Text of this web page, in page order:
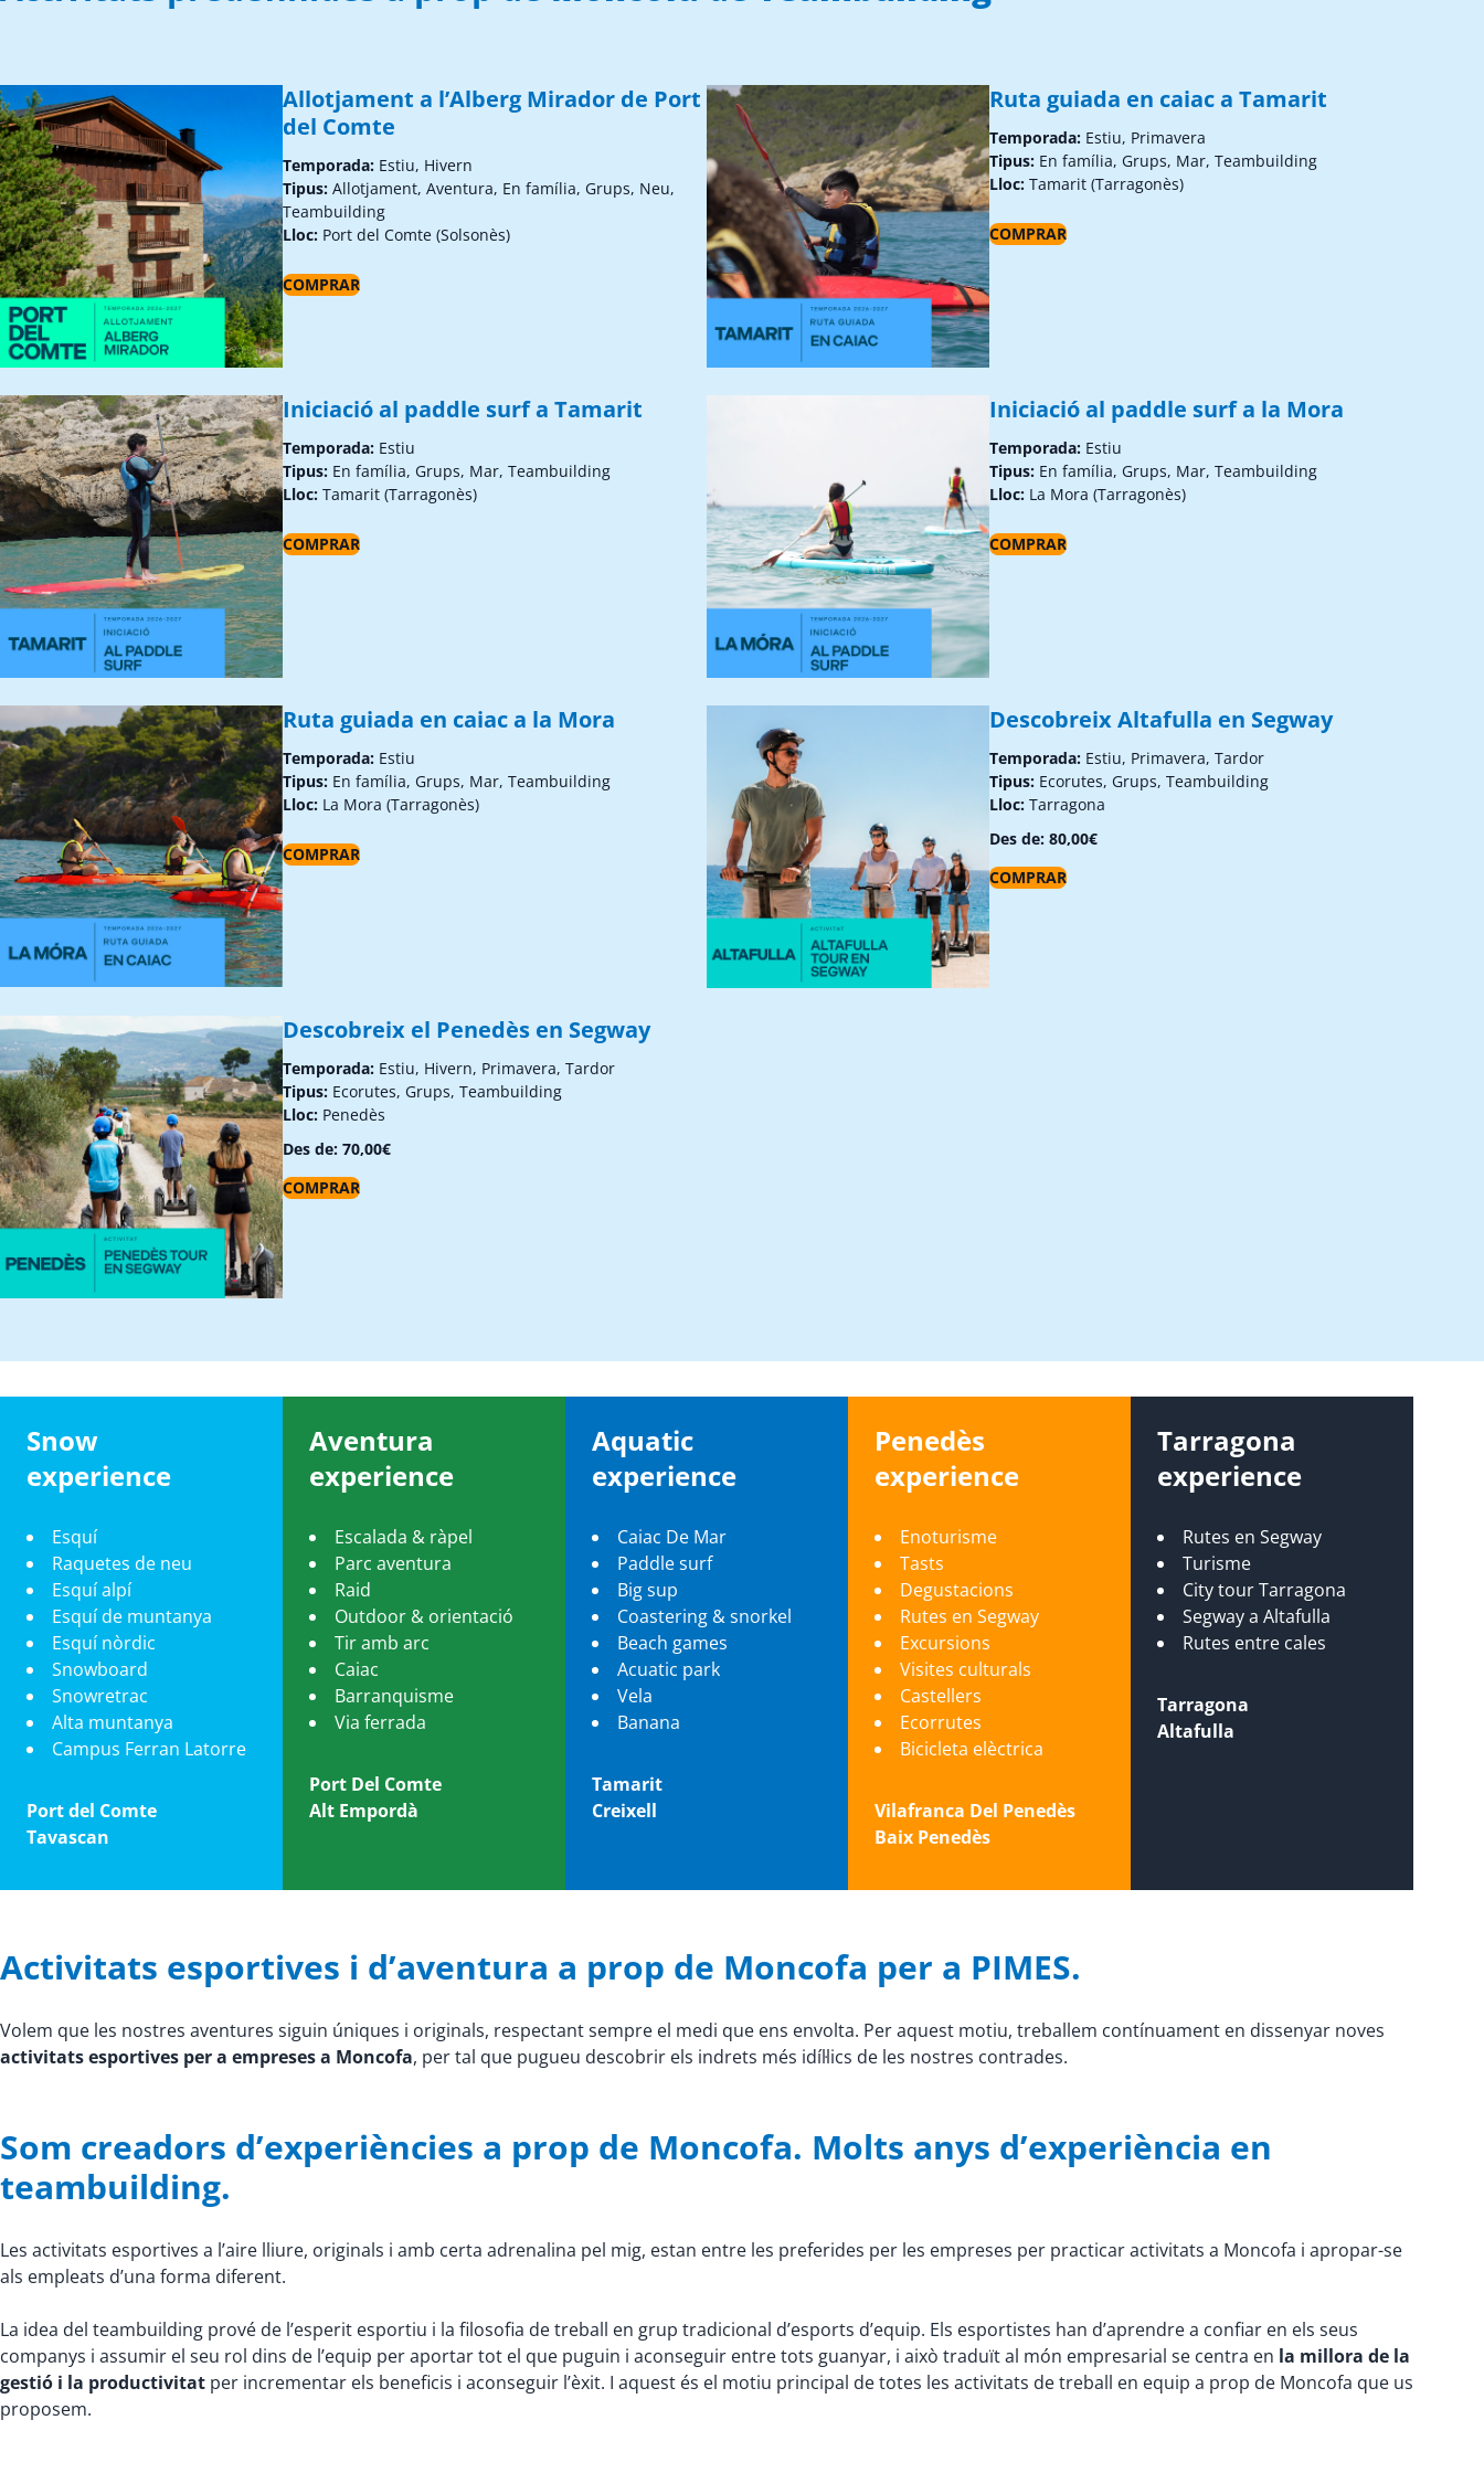
Allotjament a l’Alberg Mirador de Port
del Comte
Temporada: Estiu, Hivern
Tipus: Allotjament, Aventura, En família, Grups, Neu,
Teambuilding
Lloc: Port del Comte (Solsonès)
COMPRAR
Ruta guiada en caiac a Tamarit
Temporada: Estiu, Primavera
Tipus: En família, Grups, Mar, Teambuilding
Lloc: Tamarit (Tarragonès)
COMPRAR
Iniciació al paddle surf a Tamarit
Temporada: Estiu
Tipus: En família, Grups, Mar, Teambuilding
Lloc: Tamarit (Tarragonès)
COMPRAR
Iniciació al paddle surf a la Mora
Temporada: Estiu
Tipus: En família, Grups, Mar, Teambuilding
Lloc: La Mora (Tarragonès)
COMPRAR
Ruta guiada en caiac a la Mora
Temporada: Estiu
Tipus: En família, Grups, Mar, Teambuilding
Lloc: La Mora (Tarragonès)
COMPRAR
Descobreix Altafulla en Segway
Temporada: Estiu, Primavera, Tardor
Tipus: Ecorutes, Grups, Teambuilding
Lloc: Tarragona
Des de: 80,00€
COMPRAR
Descobreix el Penedès en Segway
Temporada: Estiu, Hivern, Primavera, Tardor
Tipus: Ecorutes, Grups, Teambuilding
Lloc: Penedès
Des de: 70,00€
COMPRAR
Snow
experience
Esquí
Raquetes de neu
Esquí alpí
Esquí de muntanya
Esquí nòrdic
Snowboard
Snowretrac
Alta muntanya
Campus Ferran Latorre
Port del Comte
Tavascan
Aventura
experience
Escalada & ràpel
Parc aventura
Raid
Outdoor & orientació
Tir amb arc
Caiac
Barranquisme
Via ferrada
Port Del Comte
Alt Empordà
Aquatic
experience
Caiac De Mar
Paddle surf
Big sup
Coastering & snorkel
Beach games
Acuatic park
Vela
Banana
Tamarit
Creixell
Penedès
experience
Enoturisme
Tasts
Degustacions
Rutes en Segway
Excursions
Visites culturals
Castellers
Ecorrutes
Bicicleta elèctrica
Vilafranca Del Penedès
Baix Penedès
Tarragona
experience
Rutes en Segway
Turisme
City tour Tarragona
Segway a Altafulla
Rutes entre cales
Tarragona
Altafulla
Activitats esportives i d’aventura a prop de Moncofa per a PIMES.
Volem que les nostres aventures siguin úniques i originals, respectant sempre el medi que ens envolta. Per aquest motiu, treballem contínuament en dissenyar noves
activitats esportives per a empreses a Moncofa, per tal que pugueu descobrir els indrets més idíl·lics de les nostres contrades.
Som creadors d’experiències a prop de Moncofa. Molts anys d’experiència en
teambuilding.
Les activitats esportives a l’aire lliure, originals i amb certa adrenalina pel mig, estan entre les preferides per les empreses per practicar activitats a Moncofa i apropar-se
als empleats d’una forma diferent.
La idea del teambuilding prové de l’esperit esportiu i la filosofia de treball en grup tradicional d’esports d’equip. Els esportistes han d’aprendre a confiar en els seus
companys i assumir el seu rol dins de l’equip per aportar tot el que puguin i aconseguir entre tots guanyar, i això traduït al món empresarial se centra en la millora de la
gestió i la productivitat per incrementar els beneficis i aconseguir l’èxit. I aquest és el motiu principal de totes les activitats de treball en equip a prop de Moncofa que us
proposem.